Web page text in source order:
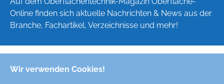
Wir verwenden Cookies!
Online finden sich aktuelle Nachrichten & News aus der
Branche, Fachartikel, Verzeichnisse und mehr!
Deutsch